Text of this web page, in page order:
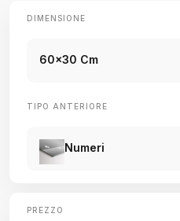
DIMENSIONE
60x30 Cm
TIPO ANTERIORE
Numeri
PREZZO